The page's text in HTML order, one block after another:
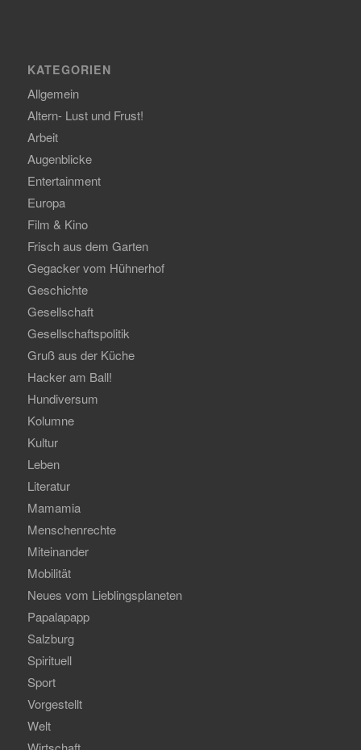
KATEGORIEN
Allgemein
Altern- Lust und Frust!
Arbeit
Augenblicke
Entertainment
Europa
Film & Kino
Frisch aus dem Garten
Gegacker vom Hühnerhof
Geschichte
Gesellschaft
Gesellschaftspolitik
Gruß aus der Küche
Hacker am Ball!
Hundiversum
Kolumne
Kultur
Leben
Literatur
Mamamia
Menschenrechte
Miteinander
Mobilität
Neues vom Lieblingsplaneten
Papalapapp
Salzburg
Spirituell
Sport
Vorgestellt
Welt